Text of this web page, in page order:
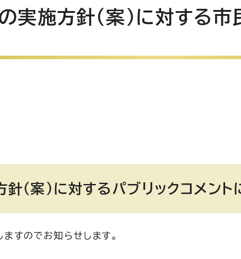
実施方針（案）に対する
（案）に対するパブリックコメント
すのでお知らせします。